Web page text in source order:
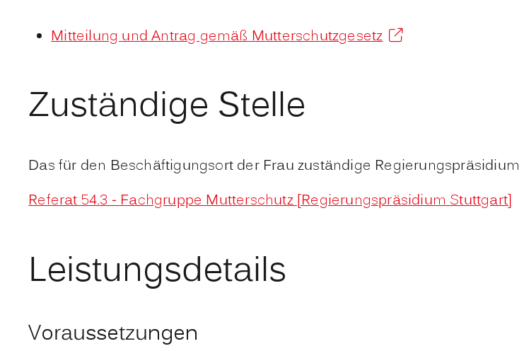
Mitteilung und Antrag gemäß Mutterschutzgesetz
Zuständige Stelle
Das für den Beschäftigungsort der Frau zuständige Regierungspräsidium
Referat 54.3 - Fachgruppe Mutterschutz [Regierungspräsidium Stuttgart]
Leistungsdetails
Voraussetzungen